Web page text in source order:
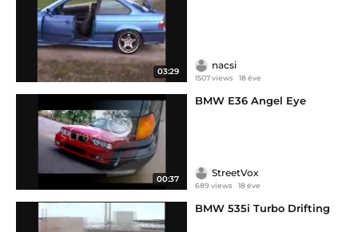
03:29
nacsi
1507 views 18 éve
00:37
BMW E36 Angel Eye
StreetVox
689 views 18 éve
BMW 535i Turbo Drifting